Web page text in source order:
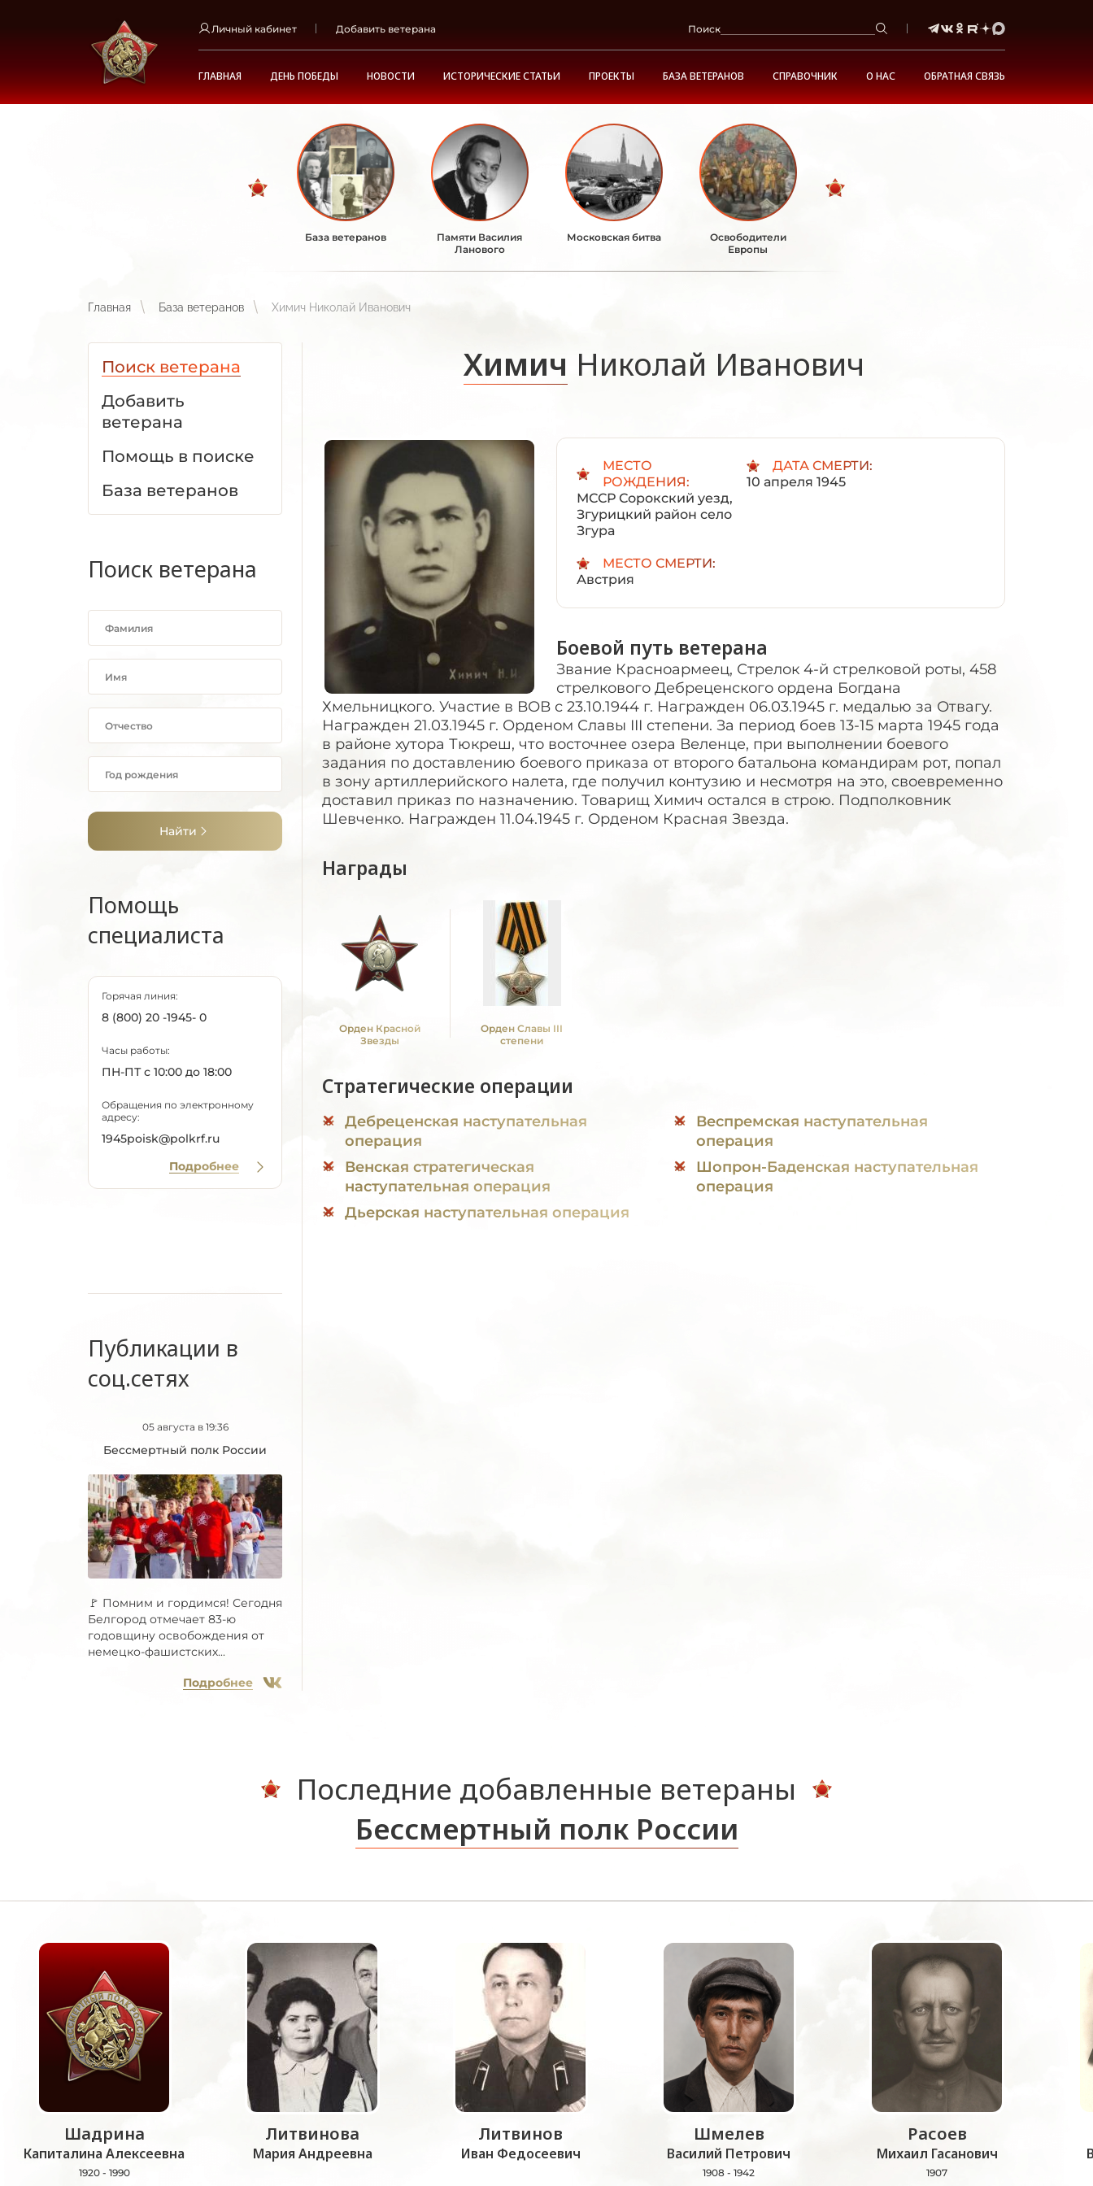
Личный кабинет Добавить ветерана Поиск
ГЛАВНАЯ ДЕНЬ ПОБЕДЫ НОВОСТИ ИСТОРИЧЕСКИЕ СТАТЬИ ПРОЕКТЫ БАЗА ВЕТЕРАНОВ СПРАВОЧНИК О НАС ОБРАТНАЯ СВЯЗЬ
База ветеранов
Памяти Василия
Ланового
Московская битва
Освободители
Европы
Главная База ветеранов Химич Николай Иванович
Поиск ветерана
Добавить
ветерана
Помощь в поиске
База ветеранов
Поиск ветерана
Найти
Помощь
специалиста
Горячая линия:
8 (800) 20 -1945- 0
Часы работы:
ПН-ПТ с 10:00 до 18:00
Обращения по электронному
адресу:
1945poisk@polkrf.ru
Подробнее
Публикации в
соц.сетях
05 августа в 19:36
Бессмертный полк России
🚩 Помним и гордимся! Сегодня
Белгород отмечает 83-ю
годовщину освобождения от
немецко-фашистских...
Подробнее
Химич Николай Иванович
МЕСТО
РОЖДЕНИЯ:
МССР Сорокский уезд,
Згурицкий район село
Згура
ДАТА СМЕРТИ:
10 апреля 1945
МЕСТО СМЕРТИ:
Австрия
Боевой путь ветерана
Звание Красноармеец, Стрелок 4-й стрелковой роты, 458
стрелкового Дебреценского ордена Богдана
Хмельницкого. Участие в ВОВ с 23.10.1944 г. Награжден 06.03.1945 г. медалью за Отвагу.
Награжден 21.03.1945 г. Орденом Славы III степени. За период боев 13-15 марта 1945 года
в районе хутора Тюкреш, что восточнее озера Веленце, при выполнении боевого
задания по доставлению боевого приказа от второго батальона командирам рот, попал
в зону артиллерийского налета, где получил контузию и несмотря на это, своевременно
доставил приказ по назначению. Товарищ Химич остался в строю. Подполковник
Шевченко. Награжден 11.04.1945 г. Орденом Красная Звезда.
Награды
Орден Красной
Звезды
Орден Славы III
степени
Стратегические операции
Дебреценская наступательная
операция
Венская стратегическая
наступательная операция
Дьерская наступательная операция
Веспремская наступательная
операция
Шопрон-Баденская наступательная
операция
Последние добавленные ветераны
Бессмертный полк России
Шадрина
Капиталина Алексеевна
1920 - 1990
Литвинова
Мария Андреевна
Литвинов
Иван Федосеевич
Шмелев
Василий Петрович
1908 - 1942
Расоев
Михаил Гасанович
1907